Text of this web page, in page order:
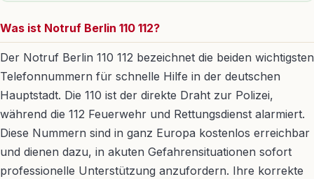
Was ist Notruf Berlin 110 112?
Der Notruf Berlin 110 112 bezeichnet die beiden wichtigsten
Telefonnummern für schnelle Hilfe in der deutschen
Hauptstadt. Die 110 ist der direkte Draht zur Polizei,
während die 112 Feuerwehr und Rettungsdienst alarmiert.
Diese Nummern sind in ganz Europa kostenlos erreichbar
und dienen dazu, in akuten Gefahrensituationen sofort
professionelle Unterstützung anzufordern. Ihre korrekte